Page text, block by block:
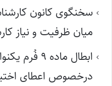
سخنگوی کانون
میان ظرفیت و نیاز
ابطال
درخصوص اعطای